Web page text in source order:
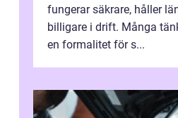
fungerar säkrare, håller
billigare i drift. Många
en formalitet för s...